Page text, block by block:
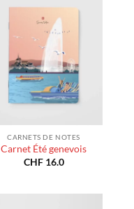
CARNETS DE NOTES
Carnet Été genevois
CHF16.0